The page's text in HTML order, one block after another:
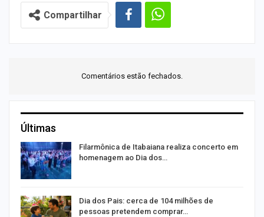
Compartilhar
Comentários estão fechados.
Últimas
Filarmônica de Itabaiana realiza concerto em
homenagem ao Dia dos…
Dia dos Pais: cerca de 104 milhões de
pessoas pretendem comprar…